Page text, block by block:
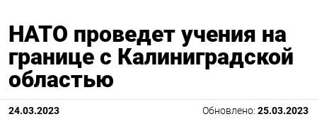
НАТО проведет учения на
границе с Калиниградской
областью
24.03.2023 Обновлено: 25.03.2023